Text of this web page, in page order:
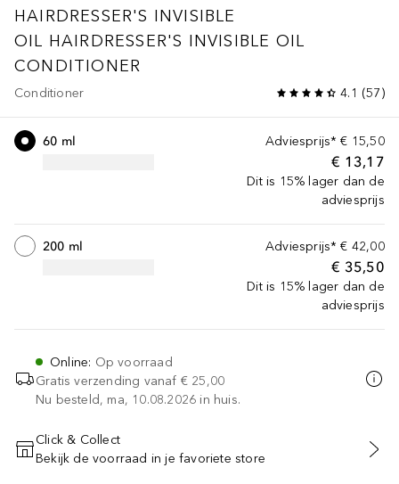
HAIRDRESSER'S INVISIBLE
OIL HAIRDRESSER'S INVISIBLE OIL
CONDITIONER
Conditioner 4.1 (57)
Adviesprijs* € 15,50
€ 13,17
Dit is 15% lager dan de
adviesprijs
60 ml
Adviesprijs* € 42,00
€ 35,50
Dit is 15% lager dan de
adviesprijs
200 ml
Online: Op voorraad
Gratis verzending vanaf € 25,00
Nu besteld, ma, 10.08.2026 in huis.
VOEG TOE AAN WINKELMANDJE
Click & Collect
Bekijk de voorraad in je favoriete store